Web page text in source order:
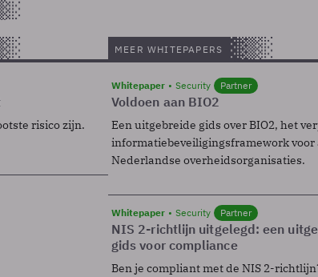
risico zijn.
MEER WHITEPAPERS
Whitepaper Security Partner
Voldoen aan BIO2
Een uitgebreide gids over BIO2, het
informatiebeveiligingsframework voor
Nederlandse overheidsorganisaties.
Whitepaper Security Partner
NIS 2-richtlijn uitgelegd: een
gids voor compliance
Ben je compliant met de NIS 2-